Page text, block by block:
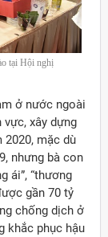
tại Hội nghị
ở nước ngoài
xây dựng
2020, mặc dù
nhưng bà con
ái”, “thương
gần 70 tỷ
chống dịch ở
khắc phục hậu